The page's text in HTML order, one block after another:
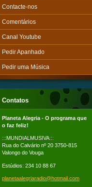
Contacte-nos
Comentários
Canal Youtube
Pedir Apanhado
Pedir uma Música
Contatos
Planeta Alegria - O programa que
o faz feliz!
:::MUNDIALMUSIVA:::
Rua do Calvário nº 20 3750-815
Valongo do Vouga
Estúdios: 234 10 88 67
planetaalegriaradio@hotmail.com